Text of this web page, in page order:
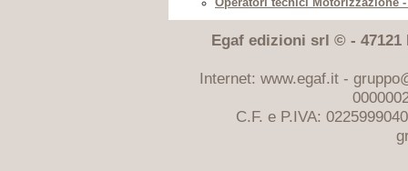
Egaf edizioni srl © - 47121
Internet: www.egaf.it -
C.F. e P.IVA: